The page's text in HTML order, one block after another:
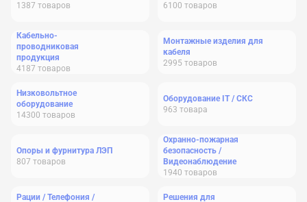
1387 товаров
6100 товаров
Кабельно-
проводниковая
продукция
4187 товаров
Монтажные изделия для
кабеля
2995 товаров
Низковольтное
оборудование
14300 товаров
Оборудование IT / СКС
963 товара
Опоры и фурнитура ЛЭП
807 товаров
Охранно-пожарная
безопасность /
Видеонаблюдение
1940 товаров
Рации / Телефония /
Решения для